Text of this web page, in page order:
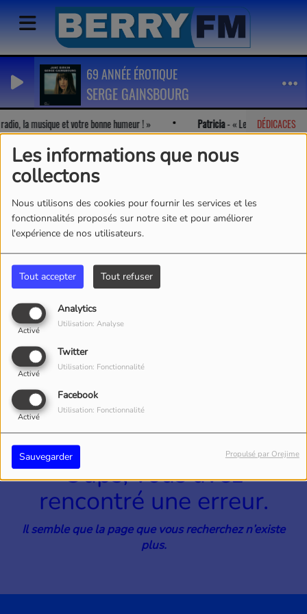
Les informations que nous
collectons
Nous utilisons des cookies pour fournir les services et les
fonctionnalités proposés sur notre site et pour améliorer
l'expérience de nos utilisateurs.
Tout accepter Tout refuser
Analytics
Activé
Utilisation: Analyse
Twitter
Activé
Utilisation: Fonctionnalité
Facebook
Activé
Utilisation: Fonctionnalité
Sauvegarder Propulsé par Orejime
69 ANNÉE ÉROTIQUE
SERGE GAINSBOURG
DÉDICACES
la musique et votre bonne humeur ! Patricia- Le réveil le matin
Oups, vous avez
rencontré une erreur.
Il semble que la page que vous recherchez n’existe
plus.